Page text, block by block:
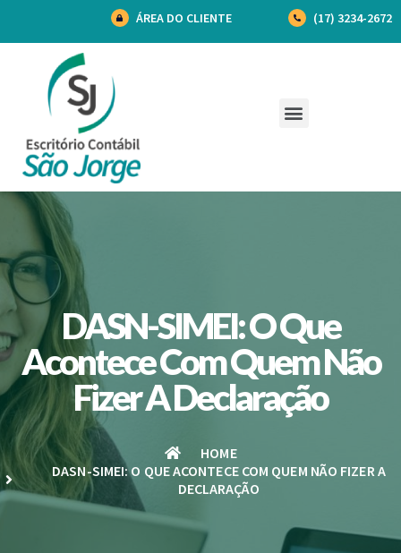
ÁREA DO CLIENTE (17) 3234-2672
DASN-SIMEI: O Que
Acontece Com Quem Não
Fizer A Declaração
HOME
DASN-SIMEI: O QUE ACONTECE COM QUEM NÃO FIZER A
DECLARAÇÃO